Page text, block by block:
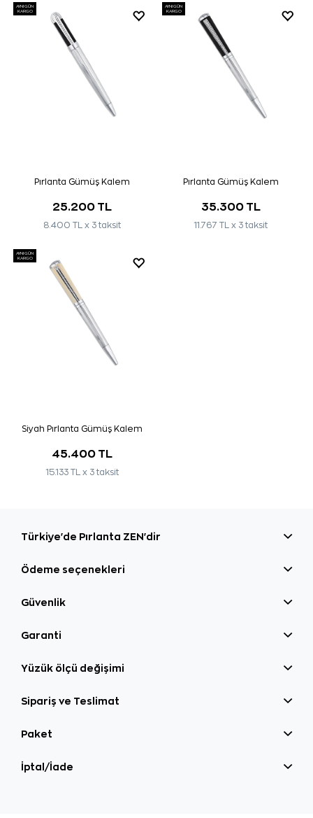
AYNI GÜN
KARGO
Pırlanta Gümüş Kalem
25.200 TL
8.400 TL x 3 taksit
AYNI GÜN
KARGO
Pırlanta Gümüş Kalem
35.300 TL
11.767 TL x 3 taksit
AYNI GÜN
KARGO
Siyah Pırlanta Gümüş Kalem
45.400 TL
15.133 TL x 3 taksit
Türkiye'de Pırlanta ZEN'dir
Ödeme seçenekleri
Güvenlik
Garanti
Yüzük ölçü değişimi
Sipariş ve Teslimat
Paket
İptal/İade